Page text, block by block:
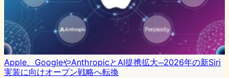
Apple、GoogleやAnthropicとAI提携拡大─2026年の新Siri
実装に向けオープン戦略へ転換